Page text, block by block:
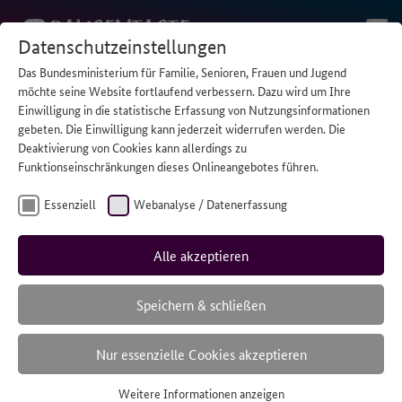
STARTSEITE/DIE „VERSTECKTEN LEBEN“ VON PFLEGENDEN
STUDIERENDEN
Die „versteckten
Datenschutzeinstellungen
Das Bundesministerium für Familie, Senioren, Frauen und Jugend
möchte seine Website fortlaufend verbessern. Dazu wird um Ihre
Einwilligung in die statistische Erfassung von Nutzungsinformationen
gebeten. Die Einwilligung kann jederzeit widerrufen werden. Die
Deaktivierung von Cookies kann allerdings zu
Funktionseinschränkungen dieses Onlineangebotes führen.
Essenziell Webanalyse / Datenerfassung
Alle akzeptieren
Speichern & schließen
Nur essenzielle Cookies akzeptieren
Weitere Informationen anzeigen